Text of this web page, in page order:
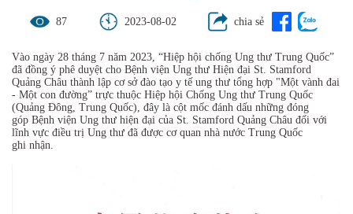
87 2023-08-02 chia sẻ
Vào ngày 28 tháng 7 năm 2023, “Hiệp hội chống Ung thư Trung Quốc”
đã đồng ý phê duyệt cho Bệnh viện Ung thư Hiện đại St. Stamford
Quảng Châu thành lập cơ sở đào tạo y tế ung thư tổng hợp "Một vành đai
- Một con đường” trực thuộc Hiệp hội Chống Ung thư Trung Quốc
(Quảng Đông, Trung Quốc), đây là cột mốc đánh dấu những đóng
góp Bệnh viện Ung thư hiện đại của St. Stamford Quảng Châu đối với
lĩnh vực điều trị Ung thư đã được cơ quan nhà nước Trung Quốc
ghi nhận.